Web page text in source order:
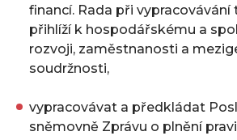
financí. Rada při vypracovávání
přihlíží k hospodářskému a
rozvoji, zaměstnanosti a
soudržnosti,
vypracovávat a předkládat
sněmovně Zprávu o plnění